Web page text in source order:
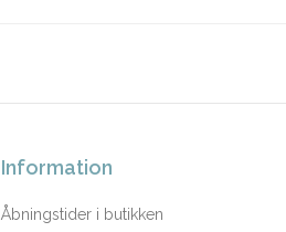
Information
Åbningstider i butikken